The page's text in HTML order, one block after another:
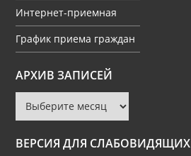
Интернет-приемная
График приема граждан
АРХИВ ЗАПИСЕЙ
Архив
записей
ВЕРСИЯ ДЛЯ СЛАБОВИДЯЩИХ